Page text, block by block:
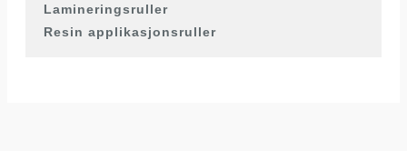
Lamineringsruller
Resin applikasjonsruller